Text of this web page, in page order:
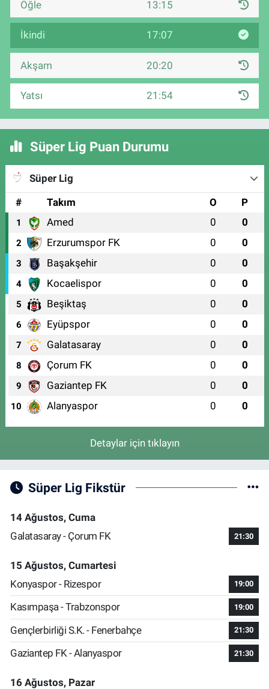
Öğle 13:15
İkindi 17:07
Akşam 20:20
Yatsı 21:54
Süper Lig Puan Durumu
Süper Lig
#
Takım O P
1 Amed 0 0
2 Erzurumspor FK 0 0
3 Başakşehir 0 0
4 Kocaelispor 0 0
5 Beşiktaş 0 0
6 Eyüpspor 0 0
7 Galatasaray 0 0
8 Çorum FK 0 0
9 Gaziantep FK 0 0
10 Alanyaspor 0 0
Detaylar için tıklayın
Süper Lig Fikstür
14 Ağustos, Cuma
Galatasaray - Çorum FK
21:30
15 Ağustos, Cumartesi
Konyaspor - Rizespor
19:00
Kasımpaşa - Trabzonspor 19:00
Gençlerbirliği S.K. - Fenerbahçe 21:30
Gaziantep FK - Alanyaspor 21:30
16 Ağustos, Pazar